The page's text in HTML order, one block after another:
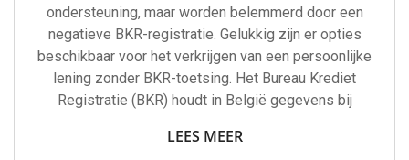
ondersteuning, maar worden belemmerd door een
negatieve BKR-registratie. Gelukkig zijn er opties
beschikbaar voor het verkrijgen van een persoonlijke
lening zonder BKR-toetsing. Het Bureau Krediet
Registratie (BKR) houdt in België gegevens bij
LEES MEER